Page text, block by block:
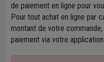
de paiement en ligne pour
Pour tout achat en ligne par
montant de votre
paiement via votre